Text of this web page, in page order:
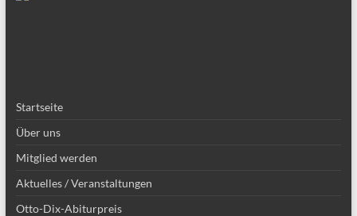
Startseite
Über uns
Mitglied werden
Aktuelles / Veranstaltungen
Otto-Dix-Abiturpreis